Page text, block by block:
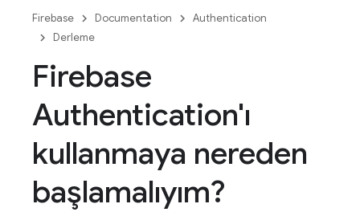
Firebase Documentation
Authentication
Derleme
Firebase
Authentication'ı
kullanmaya nereden
başlamalıyım?